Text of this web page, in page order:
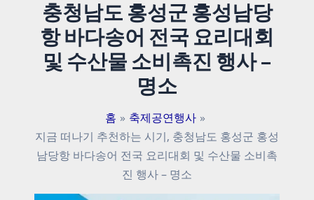
충청남도 홍성군 홍성남당
항 바다송어 전국 요리대회
및 수산물 소비촉진 행사 –
명소
홈
축제공연행사
지금 떠나기 추천하는 시기, 충청남도 홍성군 홍성
남당항 바다송어 전국 요리대회 및 수산물 소비촉
진 행사 – 명소